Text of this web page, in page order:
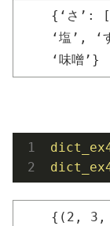
{‘さ’:
‘塩’, ‘
‘味噌’}
{(2, 3,